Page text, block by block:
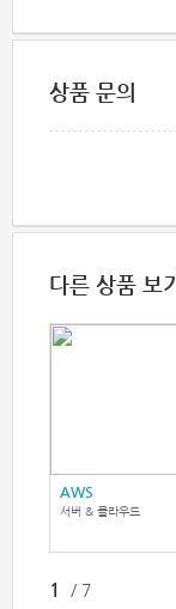
상품 문의
다른 상품 보기
AWS
서버 & 클라우드
1 / 7